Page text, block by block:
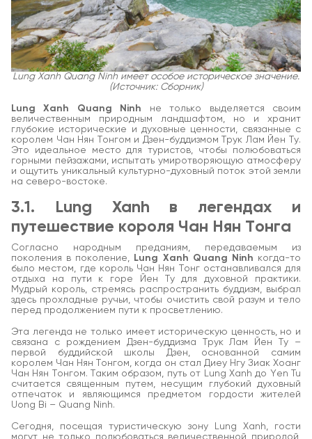
Lung Xanh Quang Ninh имеет особое историческое значение.
(Источник: Сборник)
Lung Xanh Quang Ninh не только выделяется своим
величественным природным ландшафтом, но и хранит
глубокие исторические и духовные ценности, связанные с
королем Чан Нян Тонгом и Дзен-буддизмом Трук Лам Йен Ту.
Это идеальное место для туристов, чтобы полюбоваться
горными пейзажами, испытать умиротворяющую атмосферу
и ощутить уникальный культурно-духовный поток этой земли
на северо-востоке.
3.1. Lung Xanh в легендах и
путешествие короля Чан Нян Тонга
Согласно народным преданиям, передаваемым из
поколения в поколение, Lung Xanh Quang Ninh когда-то
было местом, где король Чан Нян Тонг останавливался для
отдыха на пути к горе Йен Ту для духовной практики.
Мудрый король, стремясь распространить буддизм, выбрал
здесь прохладные ручьи, чтобы очистить свой разум и тело
перед продолжением пути к просветлению.
Эта легенда не только имеет историческую ценность, но и
связана с рождением Дзен-буддизма Трук Лам Йен Ту –
первой буддийской школы Дзен, основанной самим
королем Чан Нян Тонгом, когда он стал Диеу Нгу Зиак Хоанг
Чан Нян Тонгом. Таким образом, путь от Lung Xanh до Yen Tu
считается священным путем, несущим глубокий духовный
отпечаток и являющимся предметом гордости жителей
Uong Bi – Quang Ninh.
Сегодня, посещая туристическую зону Lung Xanh, гости